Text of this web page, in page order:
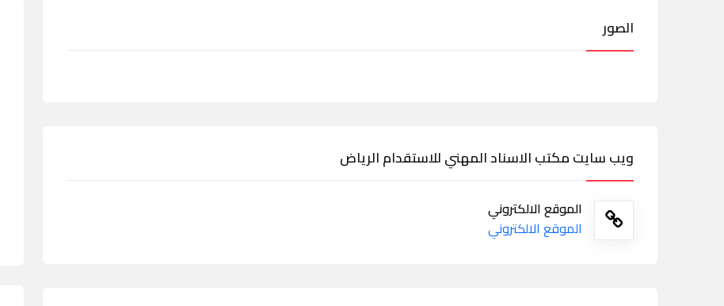
الصور
ويب سايت مكتب الاسناد المهني للاستقدام الرياض
الموقع الالكتروني
الموقع الالكتروني